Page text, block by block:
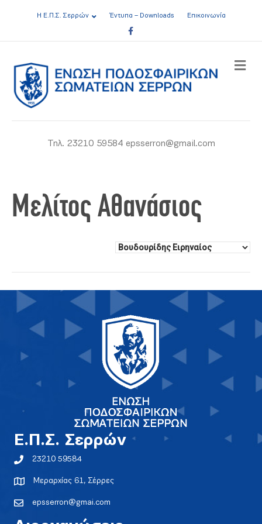
Η Ε.Π.Σ. Σερρών Έντυπα – Downloads
Επικοινωνία
Facebook
Τηλ. 23210 59584 epsserron@gmail.com
Μελίτος Αθανάσιος
E.Π.Σ. Σερρών
23210 59584
Μεραρχίας 61, Σέρρες
epsserron@gmai.com